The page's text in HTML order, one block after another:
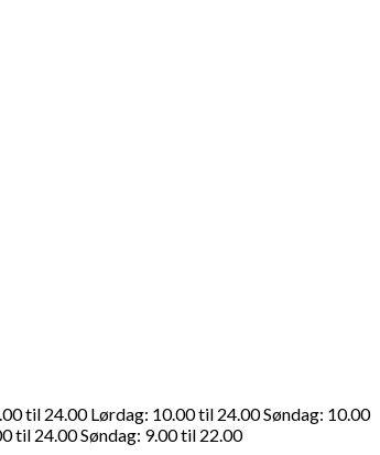
til 24.00 Lørdag: 10.00 til 24.00 Søndag: 10.00
til 24.00 Søndag: 9.00 til 22.00